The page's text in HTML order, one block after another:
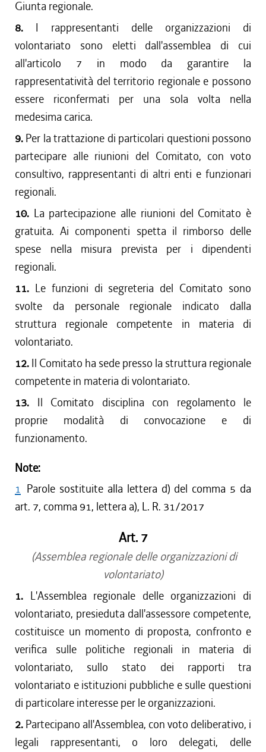
Giunta regionale.
8. I rappresentanti delle organizzazioni di
volontariato sono eletti dall'assemblea di cui
all'articolo 7 in modo da garantire la
rappresentatività del territorio regionale e possono
essere riconfermati per una sola volta nella
medesima carica.
9. Per la trattazione di particolari questioni possono
partecipare alle riunioni del Comitato, con voto
consultivo, rappresentanti di altri enti e funzionari
regionali.
10. La partecipazione alle riunioni del Comitato è
gratuita. Ai componenti spetta il rimborso delle
spese nella misura prevista per i dipendenti
regionali.
11. Le funzioni di segreteria del Comitato sono
svolte da personale regionale indicato dalla
struttura regionale competente in materia di
volontariato.
12. Il Comitato ha sede presso la struttura regionale
competente in materia di volontariato.
13. Il Comitato disciplina con regolamento le
proprie modalità di convocazione e di
funzionamento.
Note:
1 Parole sostituite alla lettera d) del comma 5 da
art. 7, comma 91, lettera a), L. R. 31/2017
Art. 7
(Assemblea regionale delle organizzazioni di
volontariato)
1. L'Assemblea regionale delle organizzazioni di
volontariato, presieduta dall'assessore competente,
costituisce un momento di proposta, confronto e
verifica sulle politiche regionali in materia di
volontariato, sullo stato dei rapporti tra
volontariato e istituzioni pubbliche e sulle questioni
di particolare interesse per le organizzazioni.
2. Partecipano all'Assemblea, con voto deliberativo, i
legali rappresentanti, o loro delegati, delle